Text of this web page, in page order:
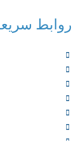
روابط